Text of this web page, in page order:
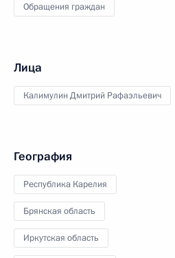
Обращения граждан
Лица
Калимулин Дмитрий Рафаэльевич
География
Республика Карелия
Брянская область
Иркутская область